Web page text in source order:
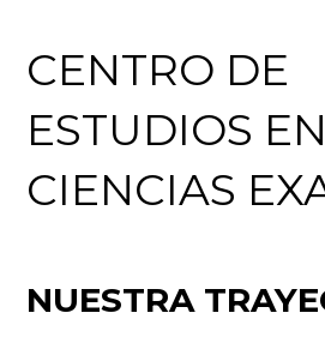
CENTRO DE
ESTUDIOS EN
CIENCIAS
NUESTRA